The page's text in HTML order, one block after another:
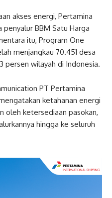
akses energi, Pertamina
BBM Satu Harga
itu, Program One
menjangkau 70.451 desa
persen wilayah di Indonesia.
PT Pertamina
ketahanan energi
oleh ketersediaan pasokan,
hingga ke seluruh